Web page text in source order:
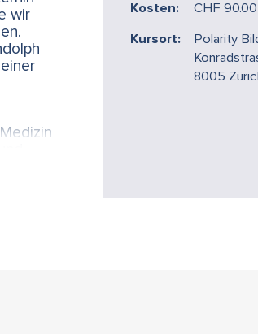
Kosten: CHF 90.00
Kursort:
Polarity
8005
wir